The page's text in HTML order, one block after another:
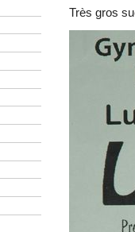
Très gros